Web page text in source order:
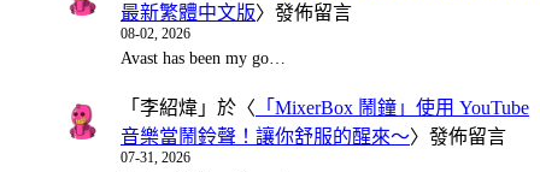
最新繁體中文版〉發佈留言
08-02, 2026
Avast has been my go…
「 李紹煒 」於〈 「MixerBox 鬧鐘」使用 YouTube
音樂當鬧鈴聲！讓你舒服的醒來～〉發佈留言
07-31, 2026